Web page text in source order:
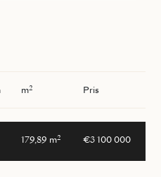
m2 Pris
179,89 m2 €3 100 000